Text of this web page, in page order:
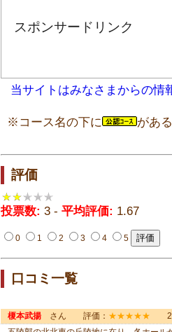
スポンサードリンク
当サイトはみなさまからの情
※コース名の下に があ
評価
投票数: 3 - 平均評価: 1.67
0 1 2 3 4 5
口コミ一覧
榎本武揚さん 評価： ★★★★★